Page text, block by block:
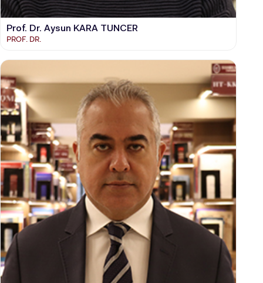
Prof. Dr. Aysun KARA TUNCER
PROF. DR.